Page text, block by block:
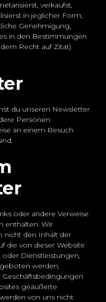
verkaufst,
in jeglicher Form,
Genehmigung,
in den Bestimmungen
Recht auf Zitat)
du unseren Newsletter
Personen
an einem Besuch
oder andere Verweise
enthalten. Wir
nicht den Inhalt der
die von dieser Website
Dienstleistungen,
werden,
geäußerte
von uns nicht